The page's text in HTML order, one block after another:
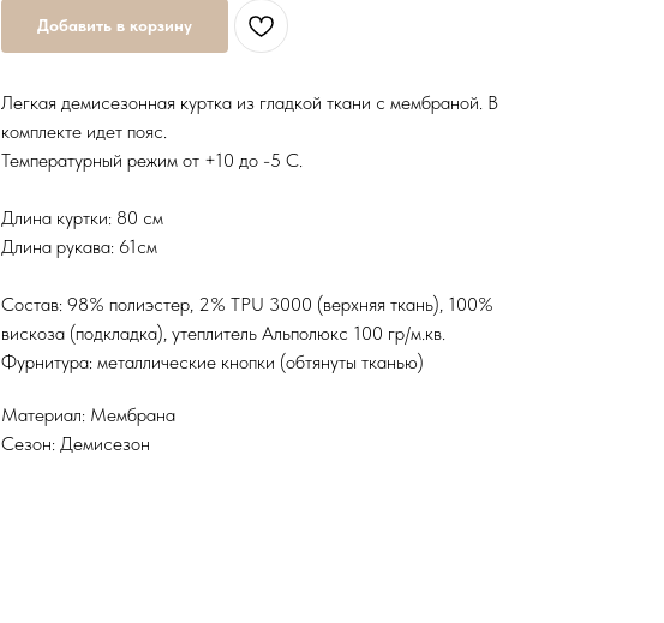
Добавить в корзину
Легкая демисезонная куртка из гладкой ткани с мембраной. В
комплекте идет пояс.
Температурный режим от +10 до -5 С.
Длина куртки: 80 см
Длина рукава: 61см
Состав: 98% полиэстер, 2% TPU 3000 (верхняя ткань), 100%
вискоза (подкладка), утеплитель Альполюкс 100 гр/м.кв.
Фурнитура: металлические кнопки (обтянуты тканью)
Материал: Мембрана
Сезон: Демисезон